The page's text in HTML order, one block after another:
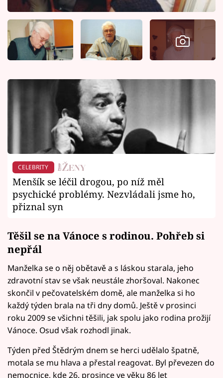
CELEBRITY
Menšík se léčil drogou, po níž měl
psychické problémy. Nezvládali jsme ho,
přiznal syn
Těšil se na Vánoce s rodinou. Pohřeb si
nepřál
Manželka se o něj obětavě a s láskou starala, jeho
zdravotní stav se však neustále zhoršoval. Nakonec
skončil v pečovatelském domě, ale manželka si ho
každý týden brala na tři dny domů. Ještě v prosinci
roku 2009 se všichni těšili, jak spolu jako rodina prožijí
Vánoce. Osud však rozhodl jinak.
Týden před Štědrým dnem se herci udělalo špatně,
motala se mu hlava a přestal reagovat. Byl převezen do
nemocnice, kde 26. prosince ve věku 86 let